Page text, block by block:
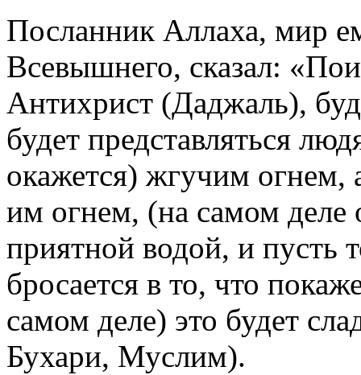
Посланник Аллаха, мир
Всевышнего, сказал:
Антихрист (Даджаль),
будет представляться
окажется) жгучим огнем,
им огнем, (на самом деле
приятной водой, и пусть
бросается в то, что
самом деле) это будет
Бухари, Муслим).